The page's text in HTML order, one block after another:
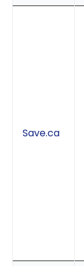
Save.ca